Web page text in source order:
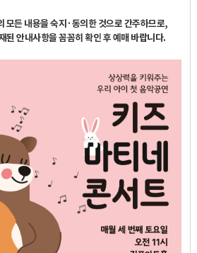
모든 내용을 숙지·동의한 것으로 간주하므로,
된 안내사항을 꼼꼼히 확인 후 예매 바랍니다.